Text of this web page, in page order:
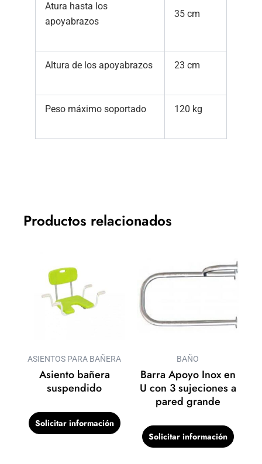
Atura hasta los
apoyabrazos
35 cm
Altura de los apoyabrazos 23 cm
Peso máximo soportado 120 kg
Productos relacionados
ASIENTOS PARA BAÑERA
Asiento bañera
suspendido
Solicitar información
BAÑO
Barra Apoyo Inox en
U con 3 sujeciones a
pared grande
Solicitar información